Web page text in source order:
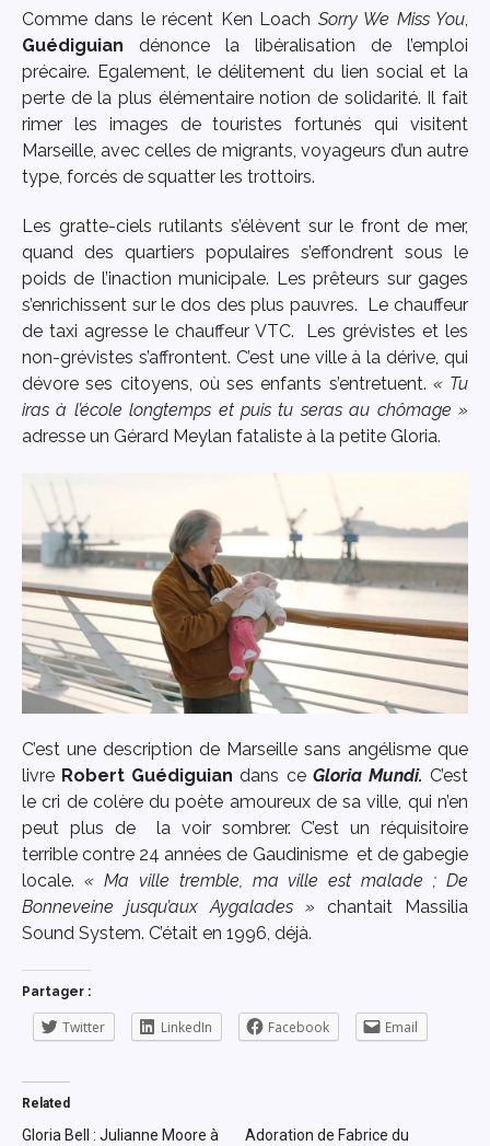
Comme dans le récent Ken Loach Sorry We Miss You,
Guédiguian dénonce la libéralisation de l’emploi
précaire. Egalement, le délitement du lien social et la
perte de la plus élémentaire notion de solidarité. Il fait
rimer les images de touristes fortunés qui visitent
Marseille, avec celles de migrants, voyageurs d’un autre
type, forcés de squatter les trottoirs.
Les gratte-ciels rutilants s’élèvent sur le front de mer,
quand des quartiers populaires s’effondrent sous le
poids de l’inaction municipale. Les prêteurs sur gages
s’enrichissent sur le dos des plus pauvres. Le chauffeur
de taxi agresse le chauffeur VTC. Les grévistes et les
non-grévistes s’affrontent. C’est une ville à la dérive, qui
dévore ses citoyens, où ses enfants s’entretuent. « Tu
iras à l’école longtemps et puis tu seras au chômage »
adresse un Gérard Meylan fataliste à la petite Gloria.
C’est une description de Marseille sans angélisme que
livre Robert Guédiguiandans ceGloria Mundi.C’est
le cri de colère du poète amoureux de sa ville, qui n’en
peut plus de la voir sombrer. C’est un réquisitoire
terrible contre 24 années de Gaudinisme et de gabegie
locale. « Ma ville tremble, ma ville est malade ; De
Bonneveine jusqu’aux Aygalades » chantait Massilia
Sound System. C’était en 1996, déjà.
Partager :
Twitter LinkedIn Facebook Email
Related
Gloria Bell : Julianne Moore à
Adoration de Fabrice du